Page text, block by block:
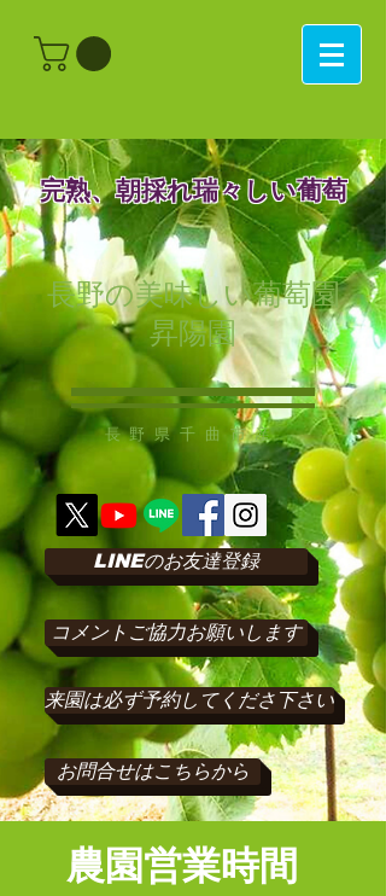
​完熟、朝採れ瑞々しい葡萄
​長野県千曲市産
長野の美味しい葡萄園
​昇陽園
LINEのお友達登録
コメントご協力お願いします
来園は必ず予約してくださ下さい
お問合せはこちらから
​農園営業時間